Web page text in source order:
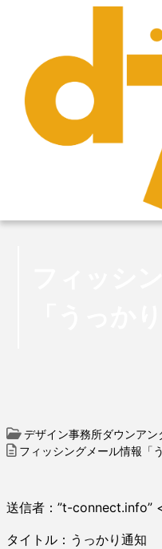
デザイン事務所ダウンアン
フィッシングメール情報「
送信者：”t-connect.info”
タイトル：うっかり通知